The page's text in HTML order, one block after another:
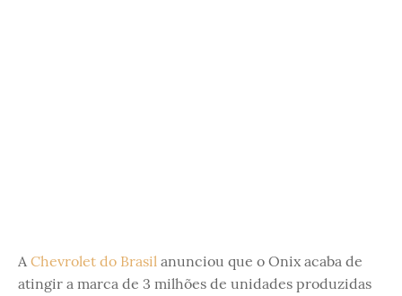
A Chevrolet do Brasil anunciou que o Onix acaba de
atingir a marca de 3 milhões de unidades produzidas